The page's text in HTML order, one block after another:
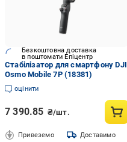
Безкоштовна доставка
в поштомати Епіцентр
Стабілізатор для смартфону DJI
Osmo Mobile 7P (18381)
оцінити
7 390.85 ₴/шт.
Привеземо Доставимо